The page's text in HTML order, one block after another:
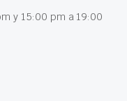
y 15:00 pm a 19:00